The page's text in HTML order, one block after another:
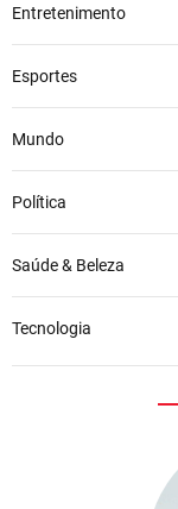
Entretenimento
Esportes
Mundo
Política
Saúde & Beleza
Tecnologia